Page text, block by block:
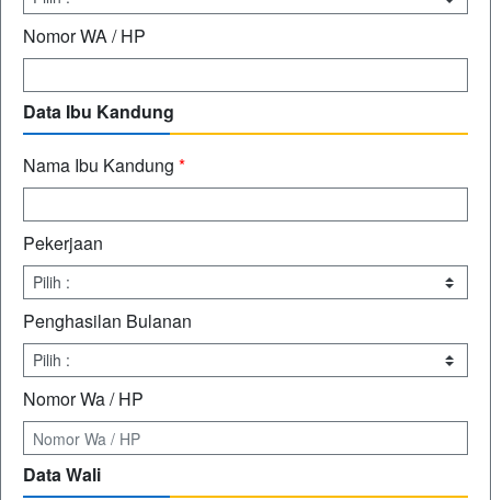
Nomor WA / HP
Data Ibu Kandung
Nama Ibu Kandung *
Pekerjaan
Penghasilan Bulanan
Nomor Wa / HP
Data Wali